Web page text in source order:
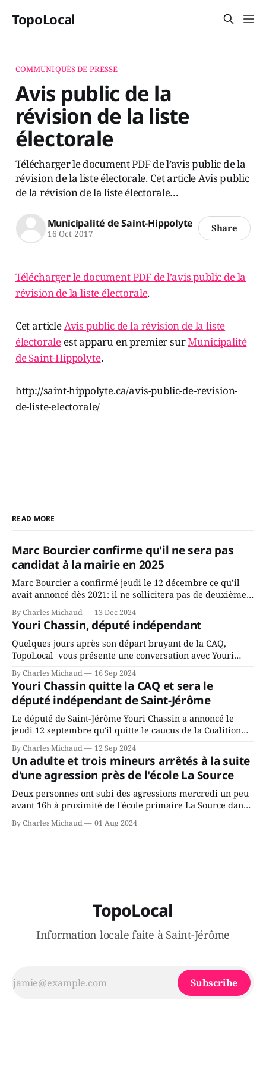
TopoLocal
COMMUNIQUÉS DE PRESSE
Avis public de la
révision de la liste
électorale
Télécharger le document PDF de l’avis public de la
révision de la liste électorale. Cet article Avis public
de la révision de la liste électorale…
Municipalité de Saint-Hippolyte
16 Oct 2017 Share
Télécharger le document PDF de l’avis public de la
révision de la liste électorale.
Cet articleAvis public de la révision de la liste
électorale est apparu en premier surMunicipalité
de Saint-Hippolyte.
http://saint-hippolyte.ca/avis-public-de-revision-
de-liste-electorale/
READ MORE
Marc Bourcier confirme qu'il ne sera pas
candidat à la mairie en 2025
Marc Bourcier a confirmé jeudi le 12 décembre ce qu’il
avait annoncé dès 2021: il ne sollicitera pas de deuxième
fait l’annonce en s’adressant aux employés de la ville,
rassemblés en soirée pour leur traditionnel souper
By Charles Michaud 13 Dec 2024
Youri Chassin, député indépendant
Quelques jours après son départ bruyant de la CAQ,
TopoLocal vous présente une conversation avec Youri
depuis longtemps? Sera-t-il candidat indépendant dans 2
ans? Joindrait-il un autre parti, par exemple les
conservateurs d’Éric Duhaime? Que lui
By Charles Michaud 16 Sep 2024
Youri Chassin quitte la CAQ et sera le
député indépendant de Saint-Jérôme
Le député de Saint-Jérôme Youri Chassin a annoncé le
jeudi 12 septembre qu'il quitte le caucus de la Coalition
gouvernement de la CAQ, surtout de son incapacité, qu'il
juge chronique, à offrir des
By Charles Michaud 12 Sep 2024
Un adulte et trois mineurs arrêtés à la suite
d'une agression près de l'école La Source
Deux personnes ont subi des agressions mercredi un peu
avant 16h à proximité de l'école primaire La Source dans
victimes aurait été écrasée sous un véhicule et aspergée
By Charles Michaud 01 Aug 2024
TopoLocal
Information locale faite à Saint-Jérôme
Subscribe